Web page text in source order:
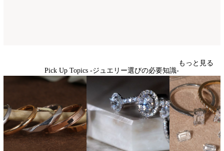
Pick Up Topics -ジュエリー選びの必要知識-
もっと見る